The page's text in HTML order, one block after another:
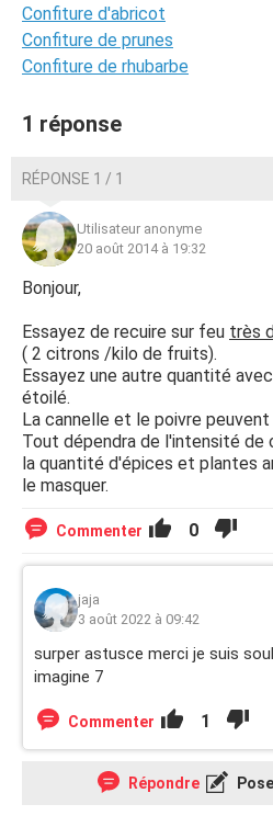
Confiture d'abricot
Confiture de prunes
Confiture de rhubarbe
1 réponse
RÉPONSE 1 / 1
Utilisateur anonyme
20 août 2014 à 19:32
Bonjour,
Essayez de recuire sur feu très
( 2 citrons /kilo de fruits).
Essayez une autre quantité
étoilé.
La cannelle et le poivre
Tout dépendra de l'intensité de
la quantité d'épices et plantes
le masquer.
Commenter 0
jaja
3 août 2022 à 09:42
surper astusce merci je suis
imagine 7
Commenter 1
Répondre